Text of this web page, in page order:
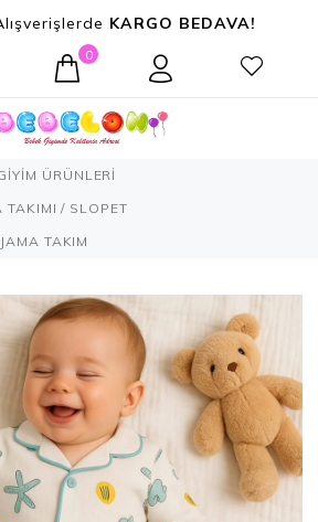
KARGO BEDAVA!
(Ürün, Kategori ...)
0
ÜRÜNLERİ
TAKIMI / SLOPET
TAKIM